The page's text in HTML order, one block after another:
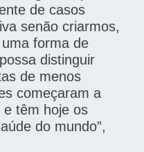
de casos
senão criarmos,
forma de
distinguir
de menos
começaram a
e têm hoje os
do mundo”,